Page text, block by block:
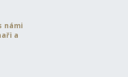
námi
a